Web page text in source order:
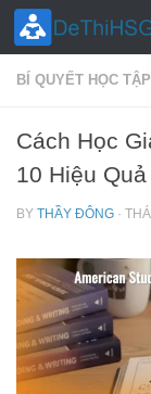
Skip to content
BÍ QUYẾT HỌC TẬP
Cách Học
10 Hiệu
BY THẦY ĐÔNG ·